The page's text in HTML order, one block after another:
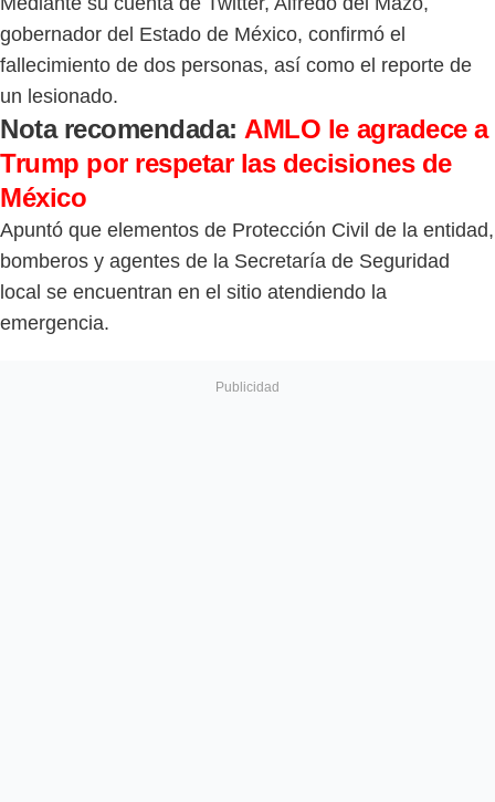
gobernador del Estado de México, confirmó el
fallecimiento de dos personas, así como el reporte de
un lesionado.
Nota recomendada: AMLO le agradece a
Trump por respetar las decisiones de
México
Apuntó que elementos de Protección Civil de la entidad,
bomberos y agentes de la Secretaría de Seguridad
local se encuentran en el sitio atendiendo la
emergencia.